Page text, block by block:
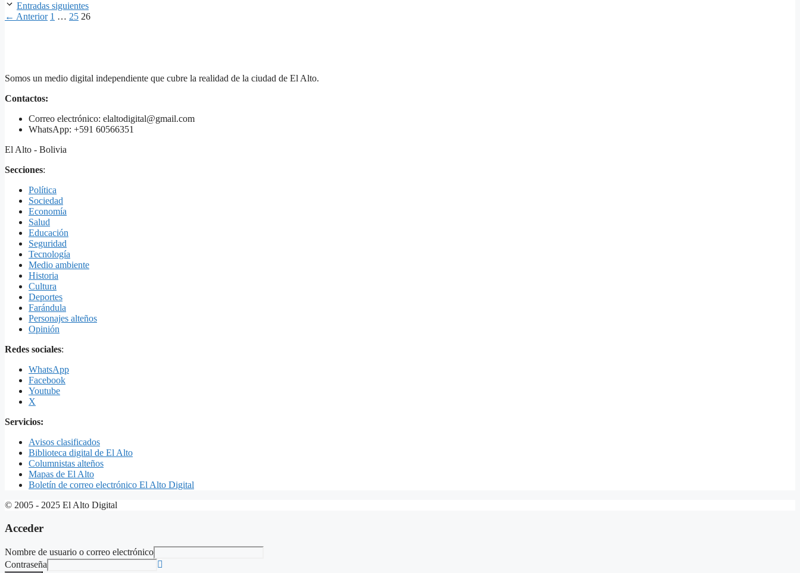
Entradas siguientes
← Anterior Página
1 … Página
25 Página
26
Somos un medio digital independiente que cubre la realidad de la ciudad de El Alto.
Contactos:
Correo electrónico: elaltodigital@gmail.com
WhatsApp: +591 60566351
El Alto - Bolivia
Secciones:
Política
Sociedad
Economía
Salud
Educación
Seguridad
Tecnología
Medio ambiente
Historia
Cultura
Deportes
Farándula
Personajes alteños
Opinión
Redes sociales:
WhatsApp
Facebook
Youtube
X
Servicios:
Avisos clasificados
Biblioteca digital de El Alto
Columnistas alteños
Mapas de El Alto
Boletín de correo electrónico El Alto Digital
© 2005 - 2025 El Alto Digital
Acceder
Nombre de usuario o correo electrónico
Contraseña